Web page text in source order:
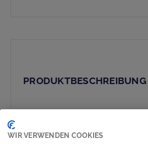
PRODUKTBESCHREIBUNG
WIR VERWENDEN COOKIES